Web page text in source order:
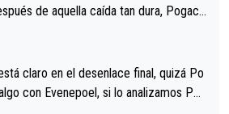
de aquella caída tan dura, Pogaca
rueda. Parecía increíble la forma en l
el miedo", recordó."
claro en el desenlace final, quizá Po
con Evenepoel, si lo analizamos Poj